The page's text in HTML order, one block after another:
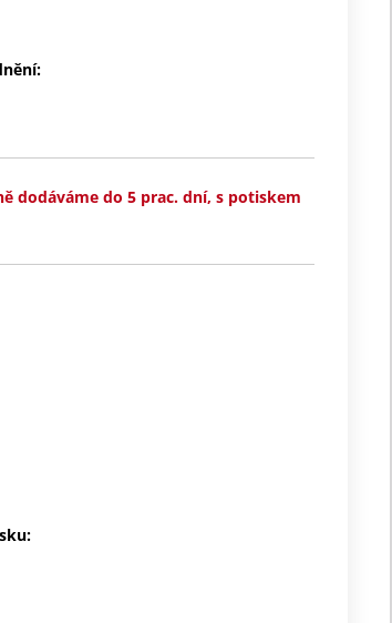
dodáváme do 5 prac. dní, s potiskem